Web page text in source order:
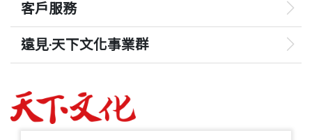
客戶服務
遠見‧天下文化事業群
哈佛商業評論